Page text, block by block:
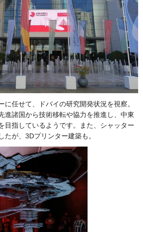
に任せて、ドバイの研究開発状況を視察。
進諸国から技術移転や協力を推進し、中東
目指しているようです。また、シャッター
たが、3Dプリンター建築も。